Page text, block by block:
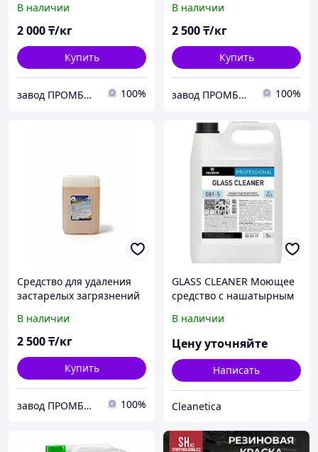
так же очистки системы.
В наличии
2 000₸/кг
Купить
завод ПРОМБЫТХИМ 100%
В наличии
2 500₸/кг
Купить
завод ПРОМБЫТХИМ 100%
Средство для удаления
застарелых загрязнений
В наличии
2 500₸/кг
Купить
завод ПРОМБЫТХИМ 100%
GLASS CLEANER Моющее
средство с нашатырным
зеркал
В наличии
Цену уточняйте
Написать
Cleanetica